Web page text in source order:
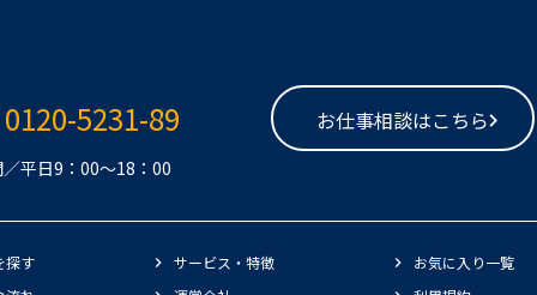
0120-5231-89
平日9：00～18：00
お仕事相談はこちら
探す サービス・特徴 お気に入り一覧